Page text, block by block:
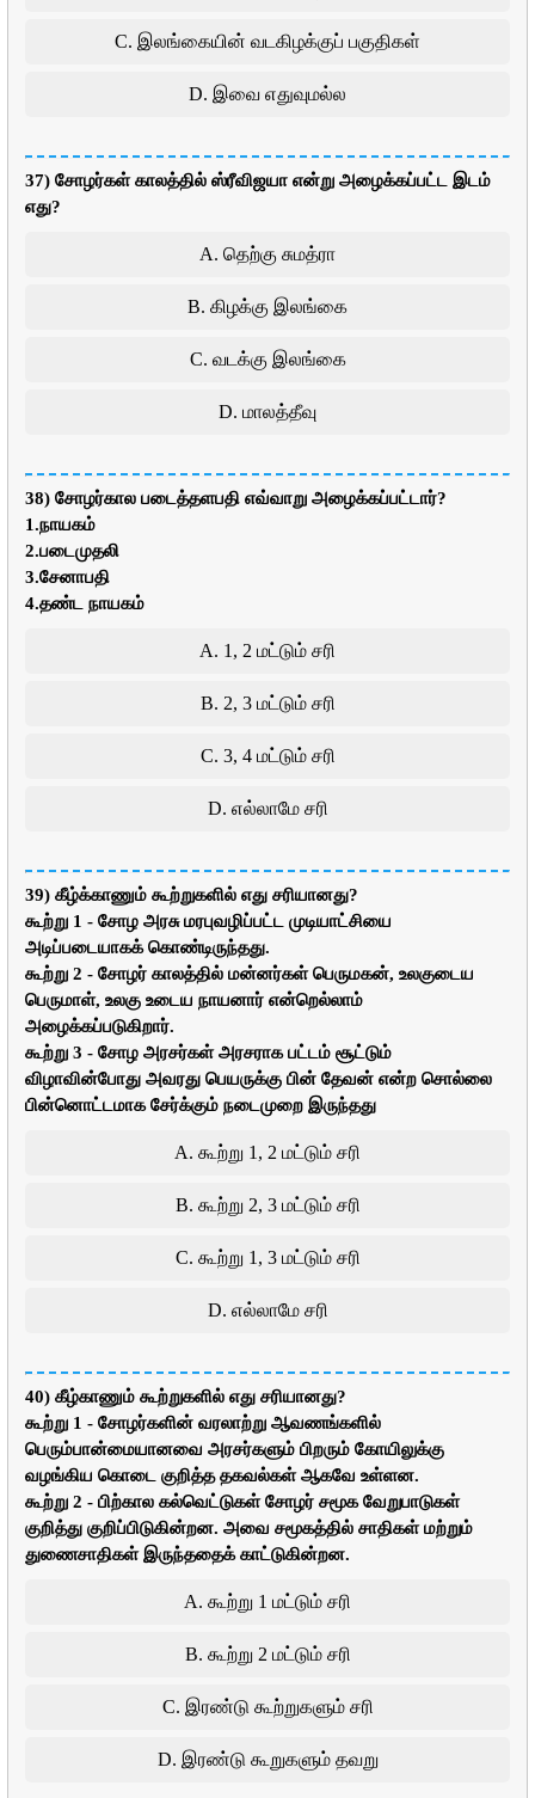
C. இலங்கையின் வடகிழக்குப் பகுதிகள்
D. இவை எதுவுமல்ல
37) சோழர்கள் காலத்தில் ஸ்ரீவிஜயா என்று அழைக்கப்பட்ட இடம்
எது?
A. தெற்கு சுமத்ரா
B. கிழக்கு இலங்கை
C. வடக்கு இலங்கை
D. மாலத்தீவு
38) சோழர்கால படைத்தளபதி எவ்வாறு அழைக்கப்பட்டார்?
1.நாயகம்
2.படைமுதலி
3.சேனாபதி
4.தண்ட நாயகம்
A. 1, 2 மட்டும் சரி
B. 2, 3 மட்டும் சரி
C. 3, 4 மட்டும் சரி
D. எல்லாமே சரி
39) கீழ்க்காணும் கூற்றுகளில் எது சரியானது?
கூற்று 1 - சோழ அரசு மரபுவழிப்பட்ட முடியாட்சியை
அடிப்படையாகக் கொண்டிருந்தது.
கூற்று 2 - சோழர் காலத்தில் மன்னர்கள் பெருமகன், உலகுடைய
பெருமாள், உலகு உடைய நாயனார் என்றெல்லாம்
அழைக்கப்படுகிறார்.
கூற்று 3 - சோழ அரசர்கள் அரசராக பட்டம் சூட்டும்
விழாவின்போது அவரது பெயருக்கு பின் தேவன் என்ற சொல்லை
பின்னொட்டமாக சேர்க்கும் நடைமுறை இருந்தது
A. கூற்று 1, 2 மட்டும் சரி
B. கூற்று 2, 3 மட்டும் சரி
C. கூற்று 1, 3 மட்டும் சரி
D. எல்லாமே சரி
40) கீழ்காணும் கூற்றுகளில் எது சரியானது?
கூற்று 1 - சோழர்களின் வரலாற்று ஆவணங்களில்
பெரும்பான்மையானவை அரசர்களும் பிறரும் கோயிலுக்கு
வழங்கிய கொடை குறித்த தகவல்கள் ஆகவே உள்ளன.
கூற்று 2 - பிற்கால கல்வெட்டுகள் சோழர் சமூக வேறுபாடுகள்
குறித்து குறிப்பிடுகின்றன. அவை சமூகத்தில் சாதிகள் மற்றும்
துணைசாதிகள் இருந்ததைக் காட்டுகின்றன.
A. கூற்று 1 மட்டும் சரி
B. கூற்று 2 மட்டும் சரி
C. இரண்டு கூற்றுகளும் சரி
D. இரண்டு கூறுகளும் தவறு